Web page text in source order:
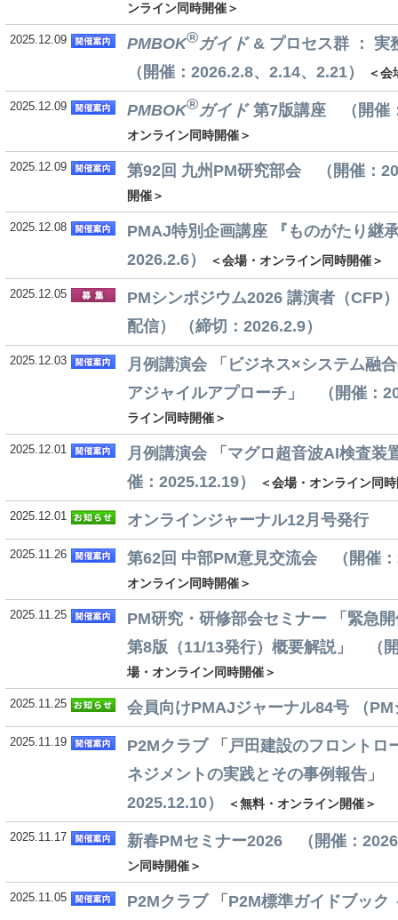
ンライン同時開催＞
2025.12.09 PMBOK®ガイド& プロセス群 ：
（開催：2026.2.8、2.14、2.21）
＜会
2025.12.09 PMBOK®ガイド第7版講座 （開催
オンライン同時開催＞
2025.12.09 第92回 九州PM研究部会 （開催：
開催＞
2025.12.08
PMAJ特別企画講座 『ものがたり継
2026.2.6）
＜会場・オンライン同時開催＞
2025.12.05
PMシンポジウム2026 講演者（CFP
配信） （締切：2026.2.9）
2025.12.03
月例講演会 「ビジネス×システム融
アジャイルアプローチ」 （開催：
ライン同時開催＞
2025.12.01
月例講演会 「マグロ超音波AI検査
催：2025.12.19）
＜会場・オンライン同
2025.12.01 オンラインジャーナル12月号発行
2025.11.26 第62回 中部PM意見交流会 （開催
オンライン同時開催＞
2025.11.25
PM研究・研修部会セミナー 「緊急
第8版（11/13発行）概要解説」 （
場・オンライン同時開催＞
2025.11.25 会員向けPMAJジャーナル84号 （
2025.11.19
P2Mクラブ 「戸田建設のフロントロ
ネジメントの実践とその事例報告」
2025.12.10）
＜無料・オンライン開催＞
2025.11.17 新春PMセミナー2026 （開催：
ン同時開催＞
2025.11.05
P2Mクラブ 「P2M標準ガイドブック